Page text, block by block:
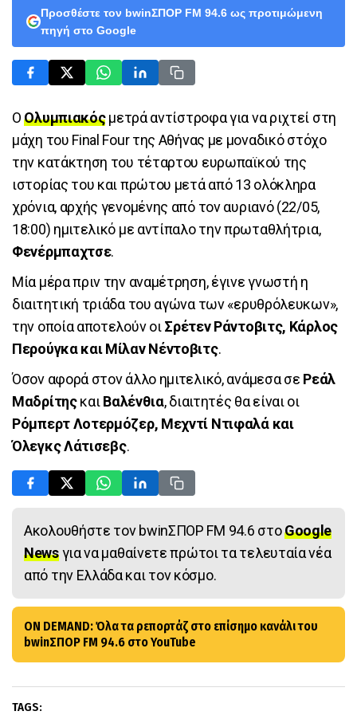
Προσθέστε τον bwinΣΠΟΡ FM 94.6 ως προτιμώμενη
πηγή στο Google
ΟΟλυμπιακόςμετρά αντίστροφα για να ριχτεί στη
μάχη του Final Four της Αθήνας με μοναδικό στόχο
την κατάκτηση του τέταρτου ευρωπαϊκού της
ιστορίας του και πρώτου μετά από 13 ολόκληρα
χρόνια, αρχής γενομένης από τον αυριανό (22/05,
18:00) ημιτελικό με αντίπαλο την πρωταθλήτρια,
Φενέρμπαχτσε.
Μία μέρα πριν την αναμέτρηση, έγινε γνωστή η
διαιτητική τριάδα του αγώνα των «ερυθρόλευκων»,
την οποία αποτελούν οιΣρέτεν Ράντοβιτς, Κάρλος
Περούγκα και Μίλαν Νέντοβιτς.
Όσον αφορά στον άλλο ημιτελικό, ανάμεσα σε Ρεάλ
ΜαδρίτηςκαιΒαλένθια, διαιτητές θα είναι οι
Ρόμπερτ Λοτερμόζερ, Μεχντί Ντιφαλά και
Όλεγκς Λάτισεβς.
Ακολουθήστε τον bwinΣΠΟΡ FM 94.6 στοGoogle
Newsγια να μαθαίνετε πρώτοι τα τελευταία νέα
από την Ελλάδα και τον κόσμο.
ON DEMAND: Όλα τα ρεπορτάζ στο επίσημο κανάλι του
bwinΣΠΟΡ FM 94.6 στο YouTube
TAGS: